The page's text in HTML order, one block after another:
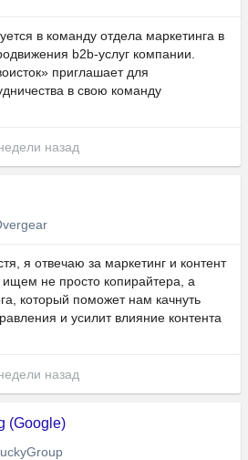
в команду отдела маркетинга в
b2b-услуг компании.
приглашает для
в свою команду
назад
я отвечаю за маркетинг и контент
не просто копирайтера, а
который поможет нам качнуть
и усилит влияние контента
назад
(Google)